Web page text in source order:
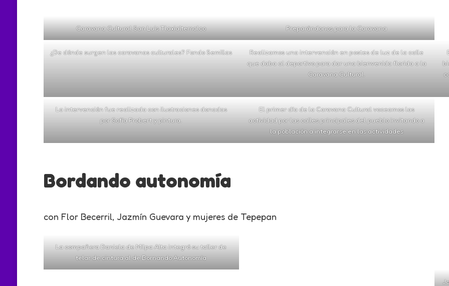
Caravana Cultural San Luis Tlaxialtemalco Preparándonos para la Caravana
¿De dónde surgen las caravanas culturales? Fondo Semillas
Realizamos una intervención en postes de luz de la calle
que daba al deportivo para dar una bienvenida florida a la
Caravana Cultural.
La intervención fue realizada con ilustraciones donadas
por Sofía Probert y pintura.
El primer día de la Caravana Cultural voceamos las
actividad por las calles principales del pueblo invitando a
la población a integrarse en las actividades
Bordando autonomía
con Flor Becerril, Jazmín Guevara y mujeres de Tepepan
La compañera Daniela de Milpa Alta integró su taller de
telar de cintura al de Bornando Autonomía